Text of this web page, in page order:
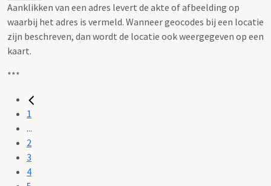
Aanklikken van een adres levert de akte of afbeelding op
waarbij het adres is vermeld. Wanneer geocodes bij een locatie
zijn beschreven, dan wordt de locatie ook weergegeven op een
kaart.
***
1
...
2
3
4